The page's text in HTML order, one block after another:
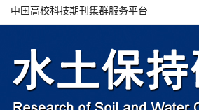
中国高校科技期刊集群服务平台